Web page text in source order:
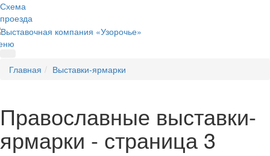
Схема
проезда
Главная Выставки-ярмарки
Православные выставки-
ярмарки - страница 3